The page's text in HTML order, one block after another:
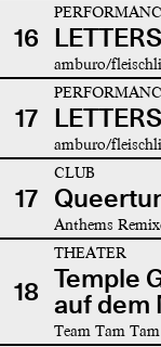
16 LETTERS
amburo/
17 LETTERS
amburo/
17
CLUB
Anthems
18
THEATER
Temple
auf dem
Team Tam Tam